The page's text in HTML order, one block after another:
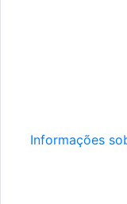
Informações